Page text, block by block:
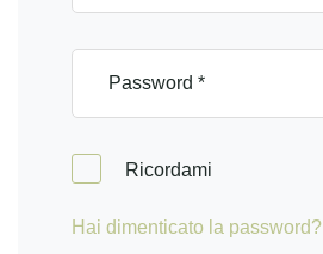
Ricordami
Hai dimenticato la password?